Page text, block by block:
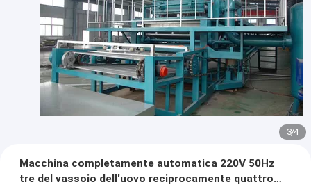
3/4
Macchina completamente automatica 220V 50Hz
tre del vassoio dell'uovo reciprocamente quattro